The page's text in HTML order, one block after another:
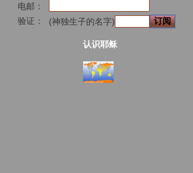
电邮：
验证：
(神独生子的名字)
认识耶稣